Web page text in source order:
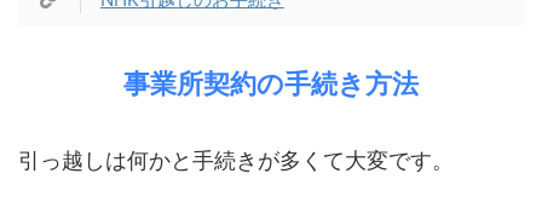
事業所契約の手続き方法
引っ越しは何かと手続きが多くて大変です。